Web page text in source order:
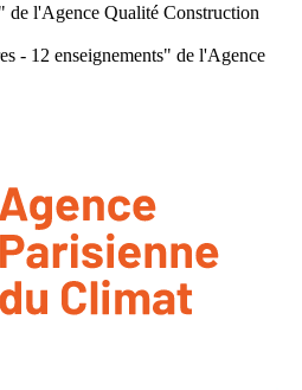
de l'Agence Qualité Construction
- 12 enseignements" de l'Agence